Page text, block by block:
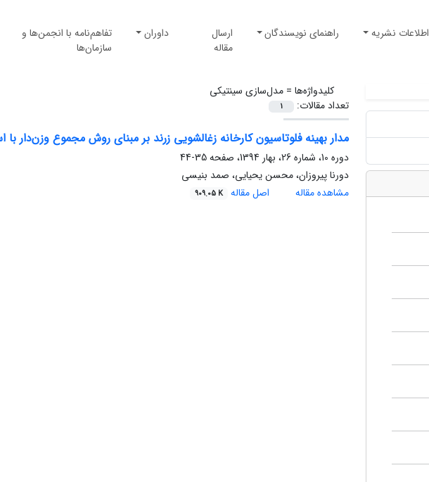
اطلاعات نشریه راهنمای نویسندگان
ارسال
مقاله
داوران
تفاهم‌نامه با انجمن‌ها و
سازمان‌ها
کلیدواژه‌ها =مدل‌سازی سینتیکی
تعداد مقالات:
1
مدار بهینه فلوتاسیون کارخانه زغالشویی زرند بر مبنای روش مجموع وزن‌دار
دوره 10، شماره 26، بهار 1394، صفحه
35-44
دورنا پیروزان، محسن یحیایی، صمد بنیسی
مشاهده مقاله
اصل مقاله 909.05 K